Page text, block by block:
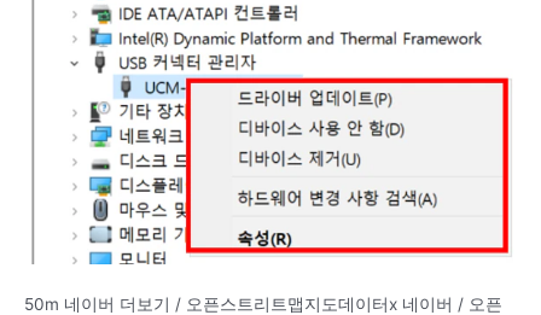
50m 네이버 더보기 / 오픈스트리트맵지도데이터x 네이버 / 오픈